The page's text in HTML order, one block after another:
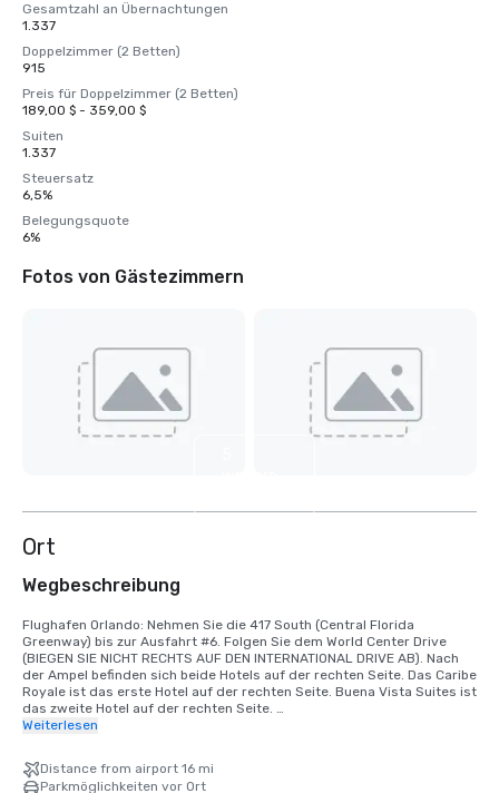
Gesamtzahl an Übernachtungen
1.337
Doppelzimmer (2 Betten)
915
Preis für Doppelzimmer (2 Betten)
189,00 $ - 359,00 $
Suiten
1.337
Steuersatz
6,5%
Belegungsquote
6%
Fotos von Gästezimmern
Ort
Wegbeschreibung
Flughafen Orlando: Nehmen Sie die 417 South (Central Florida
Greenway) bis zur Ausfahrt #6. Folgen Sie dem World Center Drive
(BIEGEN SIE NICHT RECHTS AUF DEN INTERNATIONAL DRIVE AB). Nach
der Ampel befinden sich beide Hotels auf der rechten Seite. Das Caribe
Royale ist das erste Hotel auf der rechten Seite. Buena Vista Suites ist
das zweite Hotel auf der rechten Seite.
Drive): Nehmen Sie die Ausfahrt #68 und biegen Sie links auf die S.R.
535 (Apopka/Vineland Road) ab. Fahren Sie bis zur 3. Ampel und
Weiterlesen
Distance from airport 16 mi
Parkmöglichkeiten vor Ort